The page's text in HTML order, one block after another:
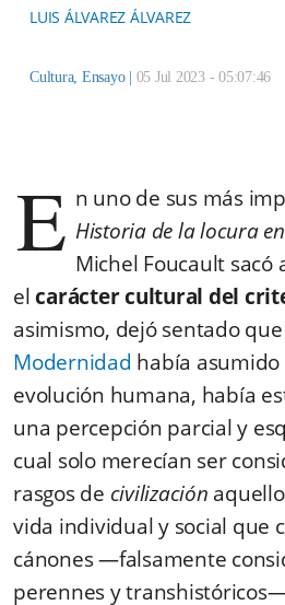
LUIS ÁLVAREZ ÁLVAREZ
Cultura, Ensayo 05 Jul 2023 - 05:07:46
E n uno de sus más
Historia de la locura
Michel Foucault sacó
elcarácter cultural del
asimismo, dejó sentado
Modernidad había
evolución humana, había
una percepción parcial y
cual solo merecían ser
rasgos de civilización
vida individual y social que
cánones —falsamente
perennes y